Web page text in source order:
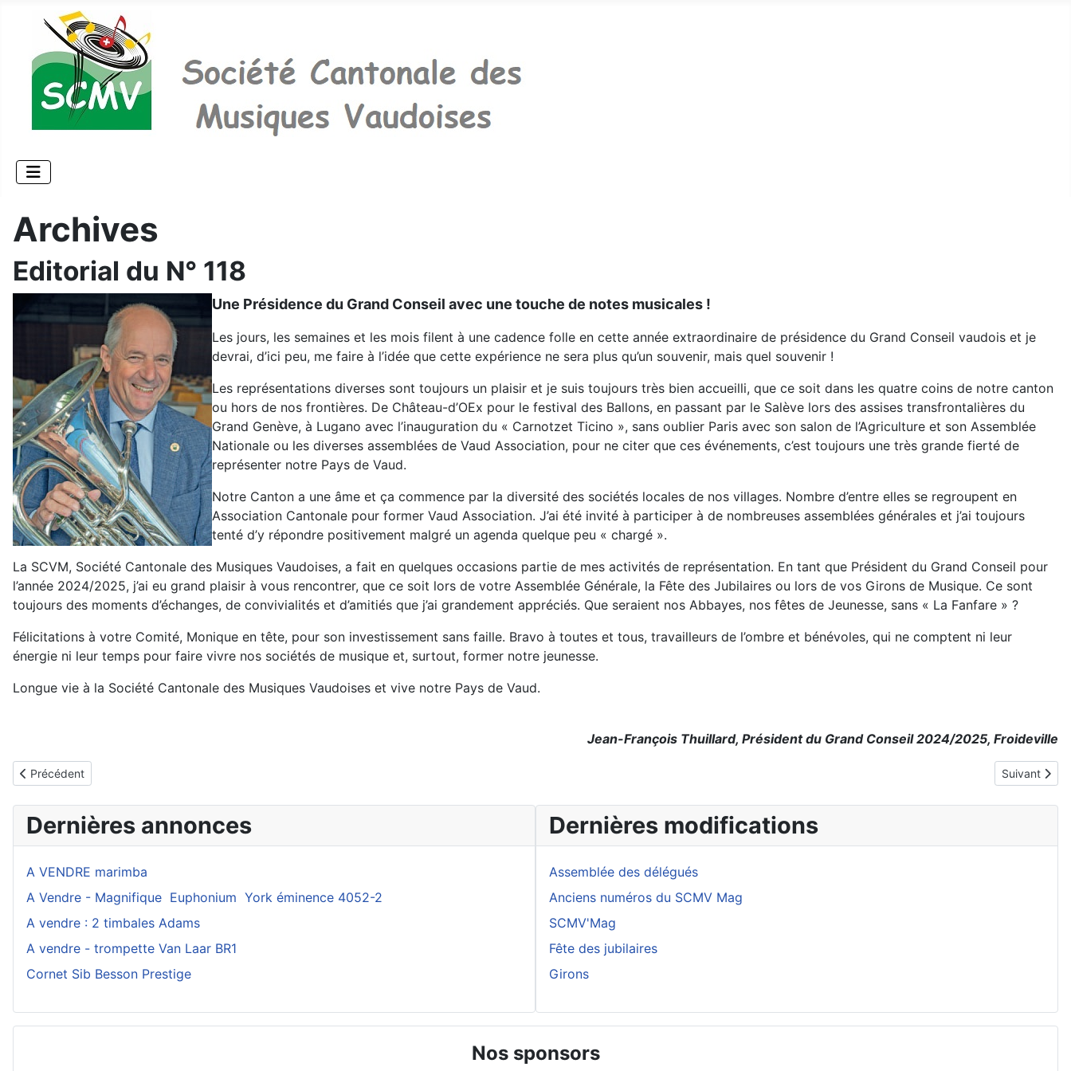
Archives
Editorial du N° 118
Une Présidence du Grand Conseil avec une touche de notes musicales !
Les jours, les semaines et les mois filent à une cadence folle en cette année extraordinaire de présidence du Grand Conseil vaudois et je
devrai, d’ici peu, me faire à l’idée que cette expérience ne sera plus qu’un souvenir, mais quel souvenir !
Les représentations diverses sont toujours un plaisir et je suis toujours très bien accueilli, que ce soit dans les quatre coins de notre canton
ou hors de nos frontières. De Château-d’OEx pour le festival des Ballons, en passant par le Salève lors des assises transfrontalières du
Grand Genève, à Lugano avec l’inauguration du « Carnotzet Ticino », sans oublier Paris avec son salon de l’Agriculture et son Assemblée
Nationale ou les diverses assemblées de Vaud Association, pour ne citer que ces événements, c’est toujours une très grande fierté de
représenter notre Pays de Vaud.
Notre Canton a une âme et ça commence par la diversité des sociétés locales de nos villages. Nombre d’entre elles se regroupent en
Association Cantonale pour former Vaud Association. J’ai été invité à participer à de nombreuses assemblées générales et j’ai toujours
tenté d’y répondre positivement malgré un agenda quelque peu « chargé ».
La SCVM, Société Cantonale des Musiques Vaudoises, a fait en quelques occasions partie de mes activités de représentation. En tant que Président du Grand Conseil pour
l’année 2024/2025, j’ai eu grand plaisir à vous rencontrer, que ce soit lors de votre Assemblée Générale, la Fête des Jubilaires ou lors de vos Girons de Musique. Ce sont
toujours des moments d’échanges, de convivialités et d’amitiés que j’ai grandement appréciés. Que seraient nos Abbayes, nos fêtes de Jeunesse, sans « La Fanfare » ?
Félicitations à votre Comité, Monique en tête, pour son investissement sans faille. Bravo à toutes et tous, travailleurs de l’ombre et bénévoles, qui ne comptent ni leur
énergie ni leur temps pour faire vivre nos sociétés de musique et, surtout, former notre jeunesse.
Longue vie à la Société Cantonale des Musiques Vaudoises et vive notre Pays de Vaud.
Jean-François Thuillard, Président du Grand Conseil 2024/2025, Froideville
Article précédent : Editorial du N° 117
Précédent Article
Suivant
Dernières annonces
A VENDRE marimba
A Vendre - Magnifique Euphonium York éminence 4052-2
A vendre : 2 timbales Adams
A vendre - trompette Van Laar BR1
Cornet Sib Besson Prestige
Dernières modifications
Assemblée des délégués
Anciens numéros du SCMV Mag
SCMV'Mag
Fête des jubilaires
Girons
Nos sponsors